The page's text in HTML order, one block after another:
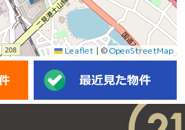
Leaflet | ©OpenStreetMap